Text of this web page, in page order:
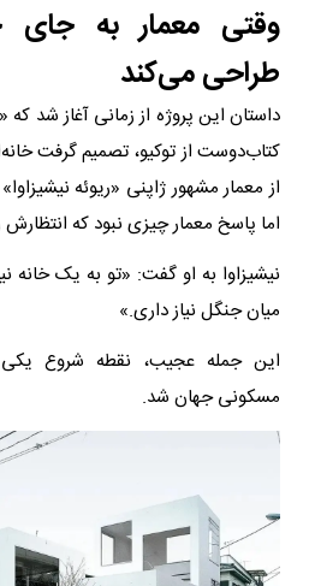
وقتی معمار به جای
طراحی می‌کند
داستان این پروژه از زمانی آغاز شد که
کتاب‌دوست از توکیو، تصمیم گرفت
از معمار مشهور ژاپنی «ریوئه
اما پاسخ معمار چیزی نبود که انتظارش
نیشیزاوا به او گفت: «تو به یک خانه
میان جنگل نیاز داری.»
این جمله عجیب، نقطه شروع یکی
مسکونی جهان شد.